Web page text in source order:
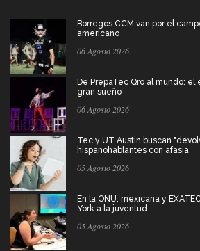
Borregos CCM van por el
americano
06 Agosto 2026
De PrepaTec Qro al mundo:
gran sueño
06 Agosto 2026
Tec y UT Austin buscan
hispanohablantes con afasia
05 Agosto 2026
En la ONU: mexicana y
York a la juventud
05 Agosto 2026